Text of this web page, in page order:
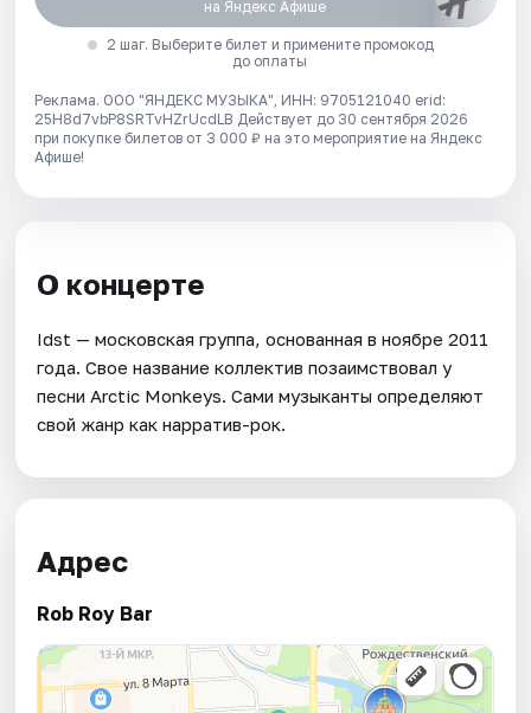
на Яндекс Афише
2 шаг. Выберите билет и примените промокод
до оплаты
Реклама. ООО "ЯНДЕКС МУЗЫКА", ИНН: 9705121040 erid:
25H8d7vbP8SRTvHZrUcdLB Действует до 30 сентября 2026
при покупке билетов от 3 000 ₽ на это мероприятие на Яндекс
Афише!
О концерте
Idst — московская группа, основанная в ноябре 2011
года. Свое название коллектив позаимствовал у
песни Arctic Monkeys. Сами музыканты определяют
свой жанр как нарратив-рок.
Адрес
Rob Roy Bar